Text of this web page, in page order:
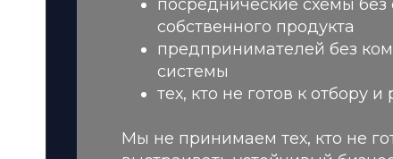
посреднические схемы без
собственного продукта
предпринимателей без
системы
тех, кто не готов к отбору и
Мы не принимаем тех, кто не